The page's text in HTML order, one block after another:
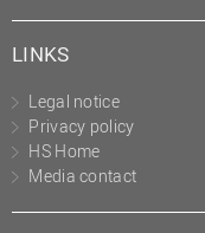
LINKS
Legal notice
Privacy policy
HS Home
Media contact